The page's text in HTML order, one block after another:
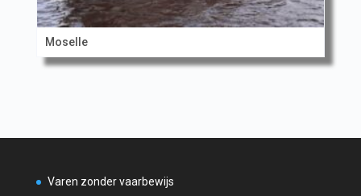
Moselle
Varen zonder vaarbewijs